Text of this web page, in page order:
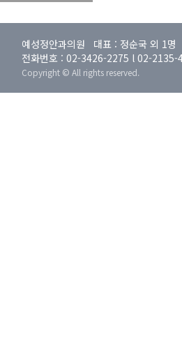
예성정안과의원 대표 : 정순국 외 1
전화번호 : 02-3426-2275 l 02-
Copyright © All rights reserved.